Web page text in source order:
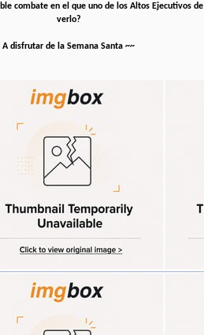
combate en el que uno de los Altos Ejecutivos
verlo?
A disfrutar de la Semana Santa ~~